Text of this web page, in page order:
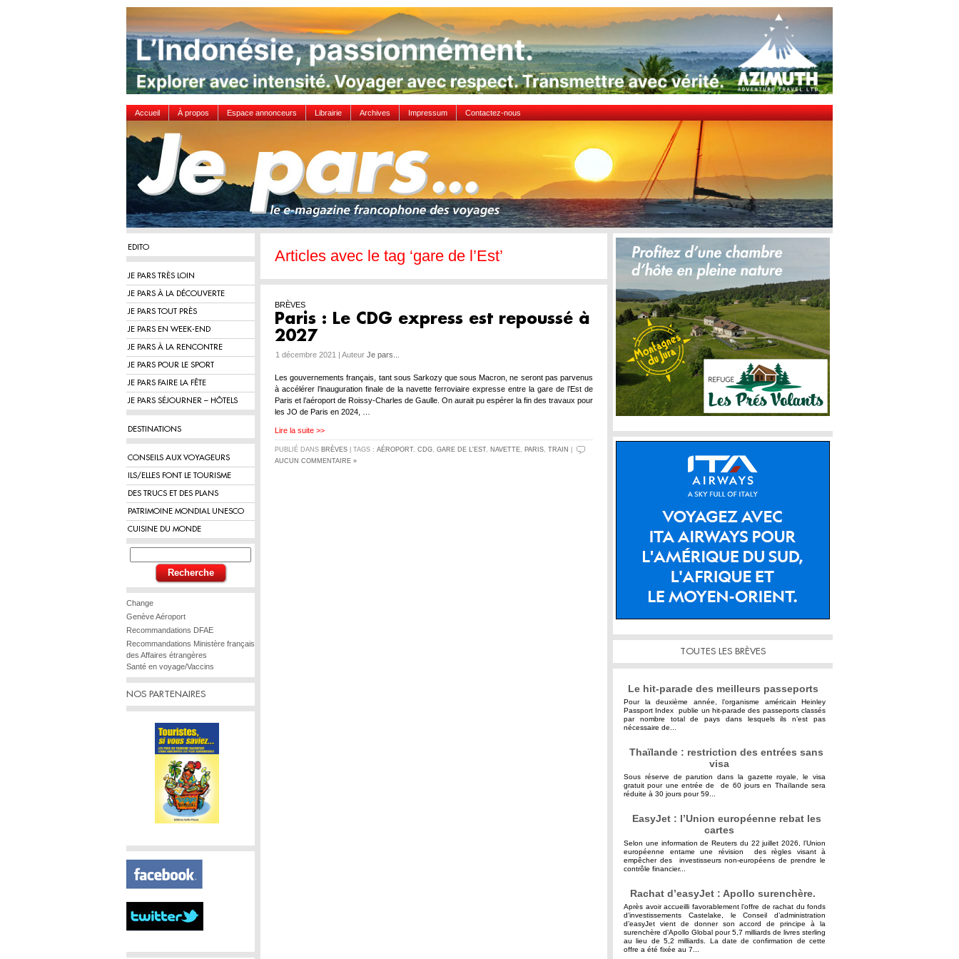
Accueil À propos Espace annonceurs Librairie Archives Impressum Contactez-nous
EDITO
JE PARS TRÈS LOIN
JE PARS À LA DÉCOUVERTE
JE PARS TOUT PRÈS
JE PARS EN WEEK-END
JE PARS À LA RENCONTRE
JE PARS POUR LE SPORT
JE PARS FAIRE LA FÊTE
JE PARS SÉJOURNER – HÔTELS
DESTINATIONS
CONSEILS AUX VOYAGEURS
ILS/ELLES FONT LE TOURISME
DES TRUCS ET DES PLANS
PATRIMOINE MONDIAL UNESCO
CUISINE DU MONDE
Change
Genève Aéroport
Recommandations DFAE
Recommandations Ministère français
des Affaires étrangères
Santé en voyage/Vaccins
NOS PARTENAIRES
Articles avec le tag ‘gare de l’Est’
BRÈVES
Paris : Le CDG express est repoussé à
2027
1 décembre 2021 | Auteur Je pars...
Les gouvernements français, tant sous Sarkozy que sous Macron, ne seront pas parvenus
à accélérer l’inauguration finale de la navette ferroviaire expresse entre la gare de l’Est de
Paris et l’aéroport de Roissy-Charles de Gaulle. On aurait pu espérer la fin des travaux pour
les JO de Paris en 2024, …
Lire la suite >>
PUBLIÉ DANS BRÈVES | TAGS : AÉROPORT, CDG, GARE DE L'EST, NAVETTE, PARIS, TRAIN
AUCUN COMMENTAIRE »
TOUTES LES BRÈVES
Le hit-parade des meilleurs passeports
Pour la deuxième année, l’organisme américain Heinley
Passport Index publie un hit-parade des passeports classés
par nombre total de pays dans lesquels ils n’est pas
nécessaire de...
Thaïlande : restriction des entrées sans
visa
Sous réserve de parution dans la gazette royale, le visa
gratuit pour une entrée de de 60 jours en Thaïlande sera
réduite à 30 jours pour 59...
EasyJet : l’Union européenne rebat les
cartes
Selon une information de Reuters du 22 juillet 2026, l’Union
européenne entame une révision des règles visant à
empêcher des investisseurs non-européens de prendre le
contrôle financier...
Rachat d’easyJet : Apollo surenchère.
Après avoir accueilli favorablement l’offre de rachat du fonds
d’investissements Castelake, le Conseil d’administration
d’easyJet vient de donner son accord de principe à la
surenchère d’Apollo Global pour 5,7 milliards de livres sterling
au lieu de 5,2 milliards. La date de confirmation de cette
offre a été fixée au 7...